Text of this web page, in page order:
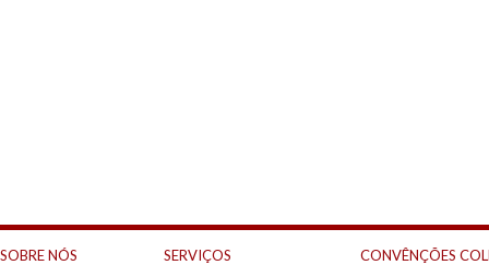
SOBRE NÓS
SERVIÇOS
CONVÊNÇÕES